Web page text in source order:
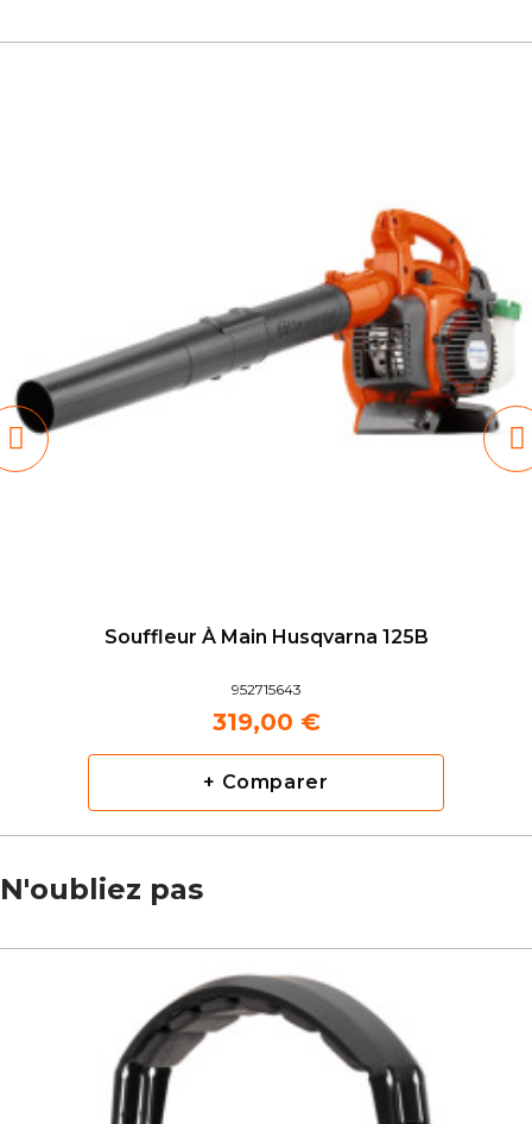
Souffleur À Main Husqvarna 125B
952715643
319,00 €
+ Comparer
N'oubliez pas